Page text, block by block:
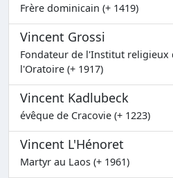
Frère dominicain (+ 1419)
Vincent Grossi
Fondateur de l'Institut religieux
l'Oratoire (+ 1917)
Vincent Kadlubeck
évêque de Cracovie (+ 1223)
Vincent L'Hénoret
Martyr au Laos (+ 1961)